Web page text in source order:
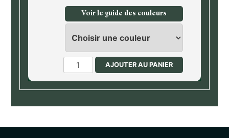
Voir le guide des couleurs
quantité
de
AJOUTER AU PANIER